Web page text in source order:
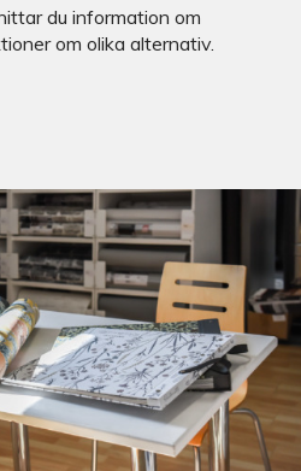
du information om
om olika alternativ.